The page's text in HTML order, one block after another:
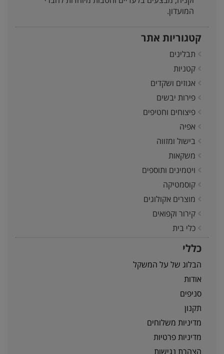
המועדון.
קטגוריות אתר
תבלינים
קטניות
אגוזים ושקדים
פירות יבשים
פיצוחים וחטיפים
אפיה
בישול ומזווה
משקאות
ויטמינים ותוספים
קוסמטיקה
מוצרים אקולוגים
קירור וקפואים
כלי בית
כללי
הבלוג של על המשקל
אודות
סניפים
תקנון
מדיניות משלוחים
מדיניות פרטיות
הצהרת נגישות